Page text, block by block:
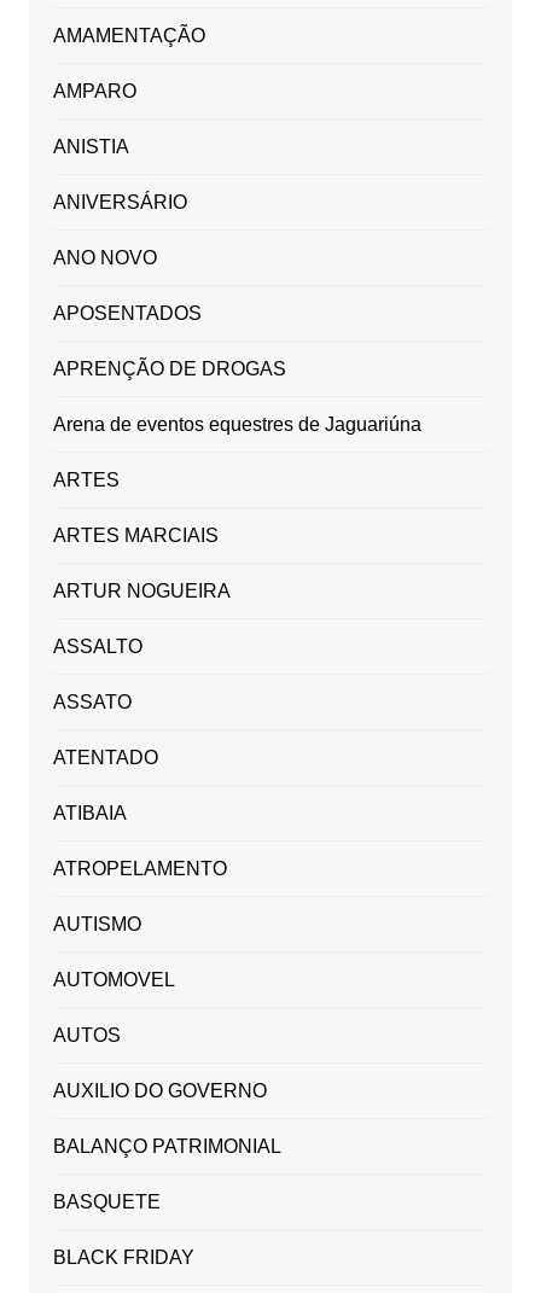
AMAMENTAÇÃO
AMPARO
ANISTIA
ANIVERSÁRIO
ANO NOVO
APOSENTADOS
APRENÇÃO DE DROGAS
Arena de eventos equestres de Jaguariúna
ARTES
ARTES MARCIAIS
ARTUR NOGUEIRA
ASSALTO
ASSATO
ATENTADO
ATIBAIA
ATROPELAMENTO
AUTISMO
AUTOMOVEL
AUTOS
AUXILIO DO GOVERNO
BALANÇO PATRIMONIAL
BASQUETE
BLACK FRIDAY